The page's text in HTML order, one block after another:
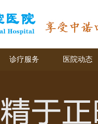
诊疗服务 医院动态